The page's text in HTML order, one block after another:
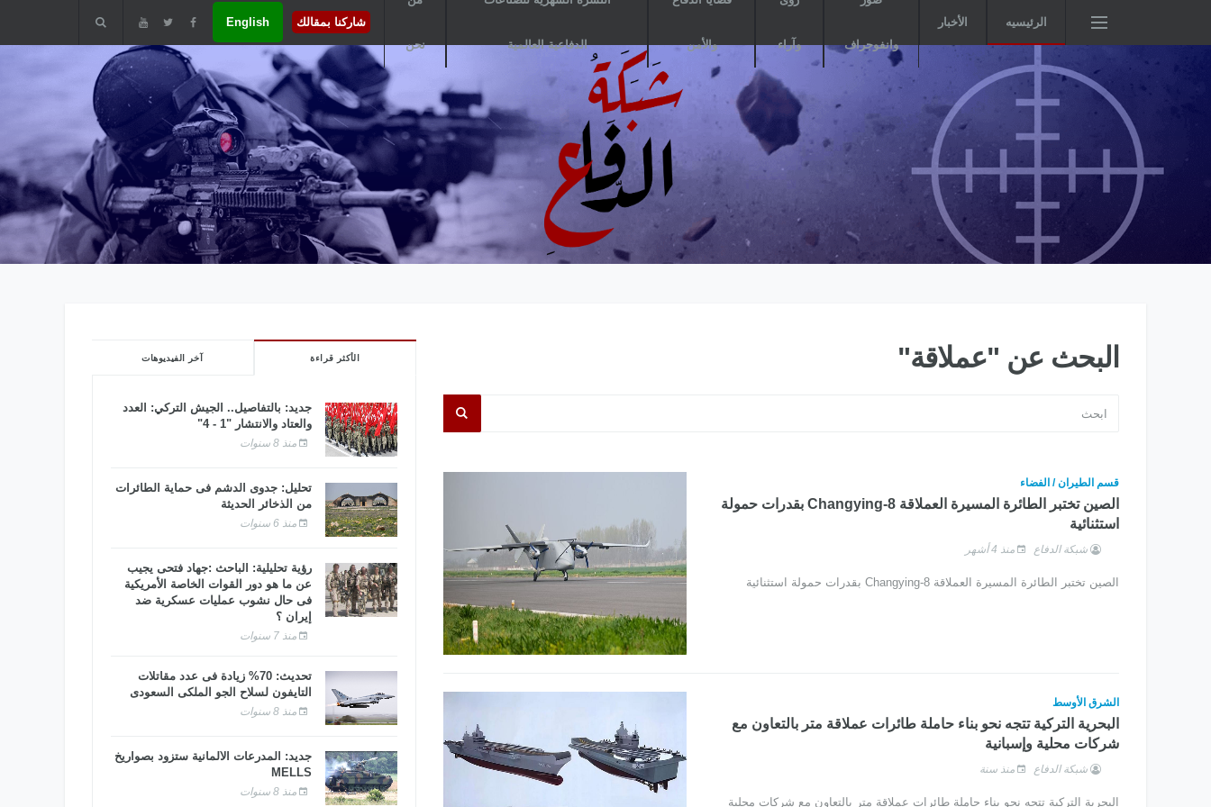
الرئيسيه الأخبار
وانفوجراف وآراء والأمن الدفاعية العالمية نحن
شاركنا بمقالك English
البحث عن "عملاقة"
قسم الطيران / الفضاء
الصين تختبر الطائرة المسيرة العملاقة Changying-8 بقدرات حمولة
استثنائية
شبكة الدفاع منذ 4 أشهر
الصين تختبر الطائرة المسيرة العملاقة Changying-8 بقدرات حمولة استثنائية
الشرق الأوسط
البحرية التركية تتجه نحو بناء حاملة طائرات عملاقة متر بالتعاون مع
شركات محلية وإسبانية
شبكة الدفاع منذ سنة
البحرية التركية تتجه نحو بناء حاملة طائرات عملاقة متر بالتعاون مع شركات محلية
الأكثر قراءة آخر الفيديوهات
جديد: بالتفاصيل.. الجيش التركي: العدد
والعتاد والانتشار "1 - 4"
منذ 8 سنوات
تحليل: جدوى الدشم فى حماية الطائرات
من الذخائر الحديثة
منذ 6 سنوات
رؤية تحليلية: الباحث :جهاد فتحى يجيب
عن ما هو دور القوات الخاصة الأمريكية
فى حال نشوب عمليات عسكرية ضد
إيران ؟
منذ 7 سنوات
تحديث: 70% زيادة فى عدد مقاتلات
التايفون لسلاح الجو الملكى السعودى
منذ 8 سنوات
جديد: المدرعات الألمانية ستزود بصواريخ
MELLS
منذ 8 سنوات